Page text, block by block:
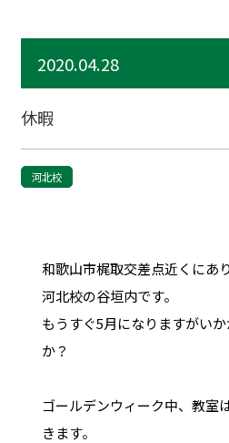
2020.04.28
休暇
河北校
和歌山市梶取交差点近くにあ
河北校の谷垣内です。
もうすぐ5月になりますがい
か？
ゴールデンウィーク中、教室
きます。